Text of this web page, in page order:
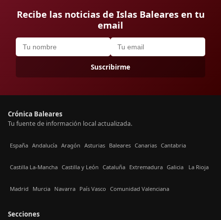
Recibe las noticias de Islas Baleares en tu
email
Suscribirme
Crónica Baleares
Tu fuente de información local actualizada.
España Andalucía Aragón Asturias Baleares Canarias Cantabria
Castilla La-Mancha Castilla y León Cataluña Extremadura Galicia La Rioja
Madrid Murcia Navarra País Vasco Comunidad Valenciana
Secciones